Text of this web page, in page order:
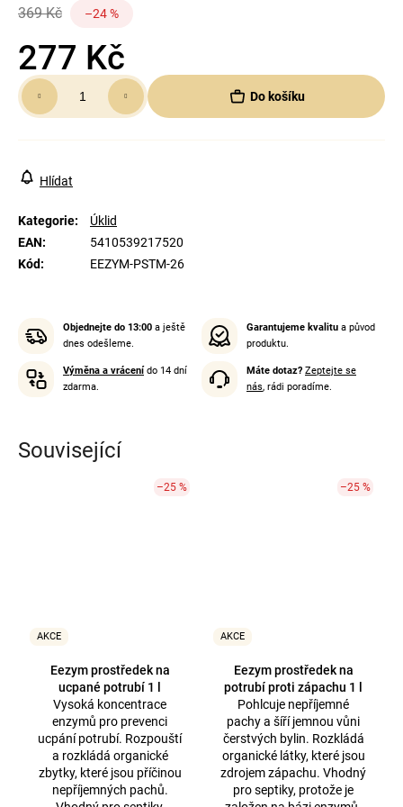
369 Kč –24 %
277 Kč
Měrná
cena:
Do košíku
Kategorie:
Úklid
EAN:
5410539217520
Kód: EEZYM-PSTM-26
Hlídat
Objednejte do 13:00 a ještě
dnes odešleme.
Garantujeme kvalitu a původ
produktu.
Výměna a vrácenído 14 dní
zdarma.
Máte dotaz? Zeptejte se
nás, rádi poradíme.
Související
AKCE
–25 %
Eezym prostředek na
ucpané potrubí 1 l
Vysoká koncentrace
enzymů pro prevenci
ucpání potrubí. Rozpouští
a rozkládá organické
zbytky, které jsou příčinou
nepříjemných pachů.
AKCE
–25 %
Eezym prostředek na
potrubí proti zápachu 1 l
Pohlcuje nepříjemné
pachy a šíří jemnou vůni
čerstvých bylin. Rozkládá
organické látky, které jsou
zdrojem zápachu. Vhodný
pro septiky, protože je